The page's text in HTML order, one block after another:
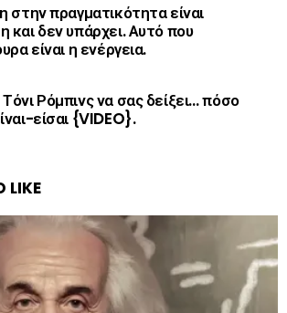
στην πραγματικότητα είναι
και δεν υπάρχει. Αυτό που
είναι η ενέργεια.
Ρόμπινς να σας δείξει… πόσο
είσαι {VIDEO}.
LIKE